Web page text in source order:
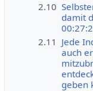
2.10
damit
2.11 Jede
auch
geben